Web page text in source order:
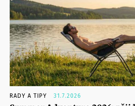
RADY A TIPY 31.7.2026